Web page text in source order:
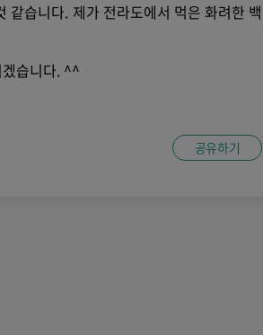
같습니다. 제가 전라도에서 먹은 화려한 백
습니다. ^^
공유하기